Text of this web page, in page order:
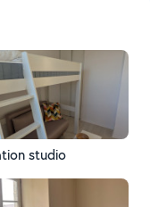
studio